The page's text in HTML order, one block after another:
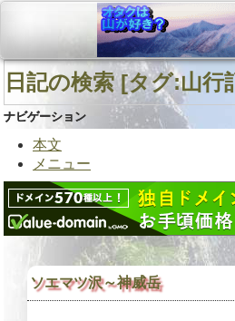
ナビゲーション
本文
メニュー
ソエマツ沢～神威岳